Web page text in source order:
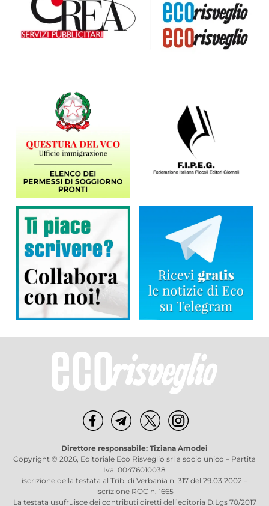
Direttore responsabile: Tiziana Amodei
Copyright © 2026, Editoriale Eco Risveglio srl a socio unico – Partita
Iva: 00476010038
iscrizione della testata al Trib. di Verbania n. 317 del 29.03.2002 –
iscrizione ROC n. 1665
La testata usufruisce dei contributi diretti dell’editoria D.Lgs 70/2017